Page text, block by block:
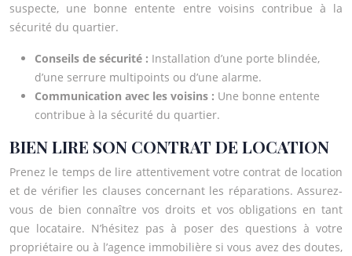
suspecte, une bonne entente entre voisins contribue à la
sécurité du quartier.
Conseils de sécurité : Installation d’une porte blindée,
d’une serrure multipoints ou d’une alarme.
Communication avec les voisins : Une bonne entente
contribue à la sécurité du quartier.
BIEN LIRE SON CONTRAT DE LOCATION
Prenez le temps de lire attentivement votre contrat de location
et de vérifier les clauses concernant les réparations. Assurez-
vous de bien connaître vos droits et vos obligations en tant
que locataire. N’hésitez pas à poser des questions à votre
propriétaire ou à l’agence immobilière si vous avez des doutes,